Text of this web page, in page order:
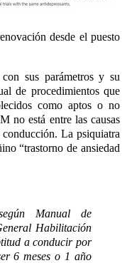
desde el puesto
sus parámetros y su
de procedimientos que
como aptos o no
no está entre las causas
La psiquiatra
“trastorno de ansiedad
Manual de
Habilitación
a conducir por
6 meses o 1 año